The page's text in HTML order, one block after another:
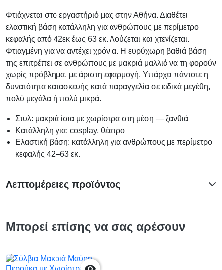
Φτιάχνεται στο εργαστήριό μας στην Αθήνα. Διαθέτει
ελαστική βάση κατάλληλη για ανθρώπους με περίμετρο
κεφαλής από 42εκ έως 63 εκ. Λούζεται και χτενίζεται.
Φτιαγμένη για να αντέχει χρόνια. Η ευρύχωρη βαθιά βάση
της επιτρέπει σε ανθρώπους με μακριά μαλλιά να τη φορούν
χωρίς πρόβλημα, με άριστη εφαρμογή. Υπάρχει πάντοτε η
δυνατότητα κατασκευής κατά παραγγελία σε ειδικά μεγέθη,
πολύ μεγάλα ή πολύ μικρά.
Στυλ: μακριά ίσια με χωρίστρα στη μέση — ξανθιά
Κατάλληλη για: cosplay, θέατρο
Ελαστική βάση: κατάλληλη για ανθρώπους με περίμετρο
κεφαλής 42–63 εκ.
Λεπτομέρειες προϊόντος
Μπορεί επίσης να σας αρέσουν